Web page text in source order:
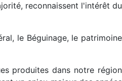
reconnaissent l'intérêt du
le Béguinage, le patrimoine
produites dans notre région